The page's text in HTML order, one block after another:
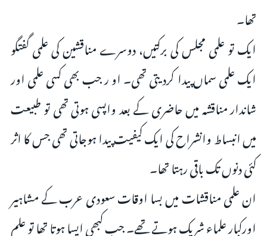
تھا۔
ایک تو علمی مجلس کی برکتیں، دوسرے مناقشین کی علمی گفتگو
ایک علمی سماں پیدا کردیتی تھی۔ او ر جب بھی کسی علمی اور
شاندار مناقشہ میں حاضری کے بعد واپسی ہوتی تھی تو طبیعت
میں انبساط وانشراح کی ایک کیفیت پیدا ہوجاتی تھی جس کا اثر
کئی دنوں تک باقی رہتا تھا۔
ان علمی مناقشات میں بسا اوقات سعودی عرب کے مشاہیر
اورکبار علماء شریک ہوتے تھے۔ جب کبھی ایسا ہوتا تھا تو علم